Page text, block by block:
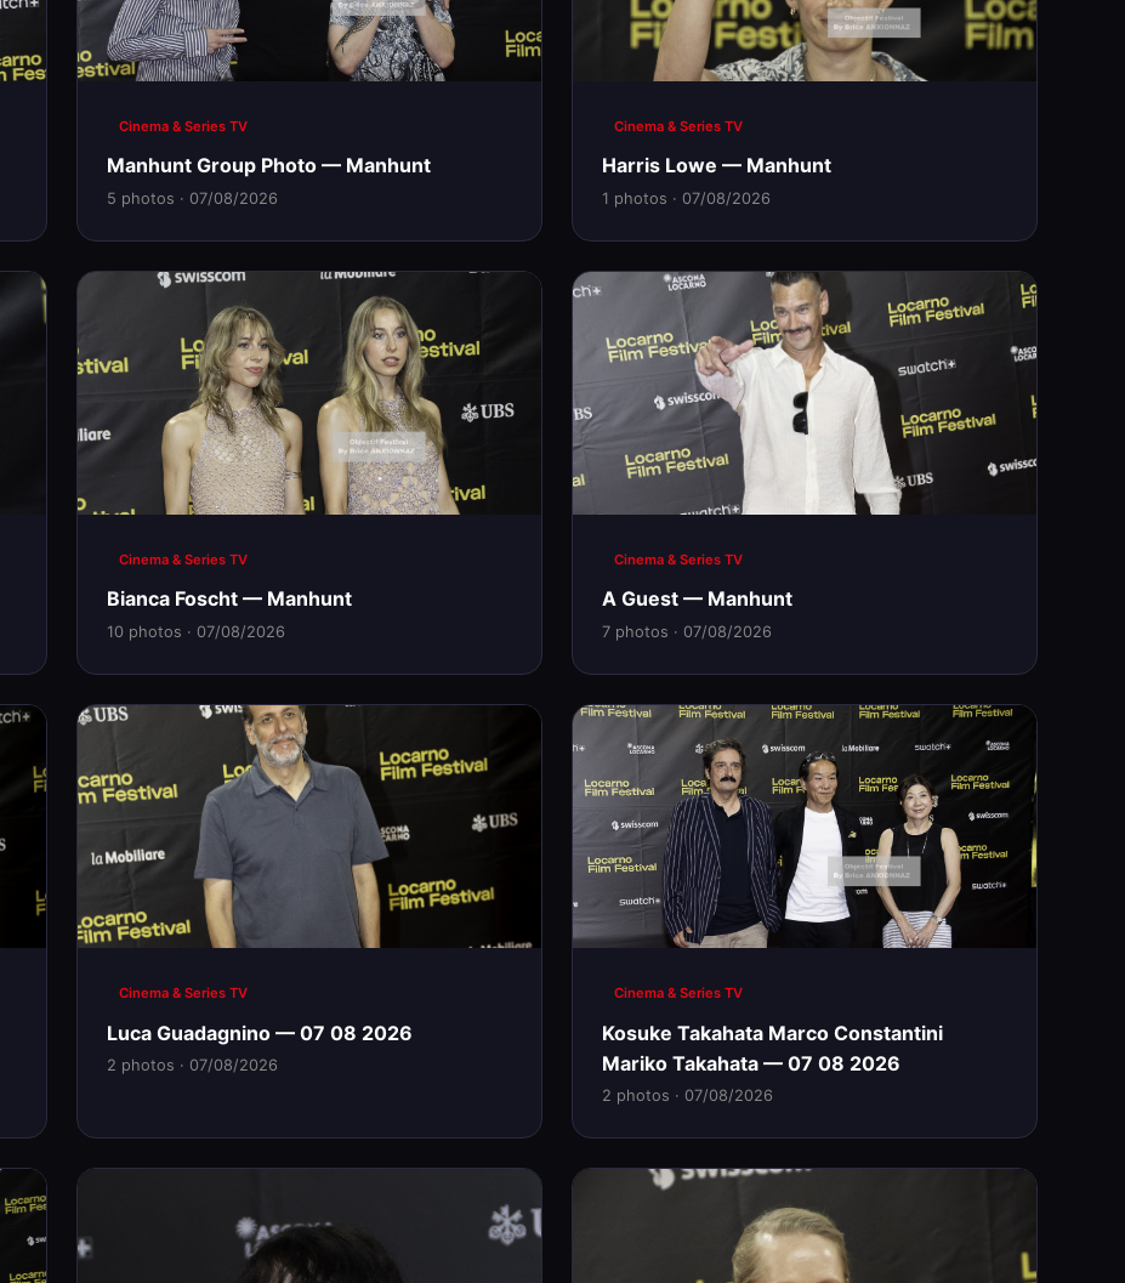
Cinema & Series TV
Manhunt Group Photo — Manhunt
5 photos · 07/08/2026
Cinema & Series TV
Harris Lowe — Manhunt
1 photos · 07/08/2026
Cinema & Series TV
Bianca Foscht — Manhunt
10 photos · 07/08/2026
Cinema & Series TV
A Guest — Manhunt
7 photos · 07/08/2026
Cinema & Series TV
Luca Guadagnino — 07 08 2026
2 photos · 07/08/2026
Cinema & Series TV
Kosuke Takahata Marco Constantini
Mariko Takahata — 07 08 2026
2 photos · 07/08/2026